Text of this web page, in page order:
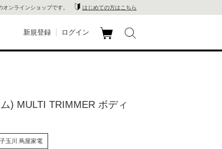
ンラインショップです。 はじめての方はこちら
蔦
新規登録 ログイン
) MULTI TRIMMER ボディ
玉川 蔦屋家電